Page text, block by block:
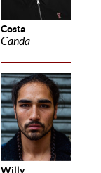
Costa
Canda
Willy